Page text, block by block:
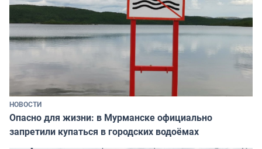
НОВОСТИ
Опасно для жизни: в Мурманске официально
запретили купаться в городских водоёмах